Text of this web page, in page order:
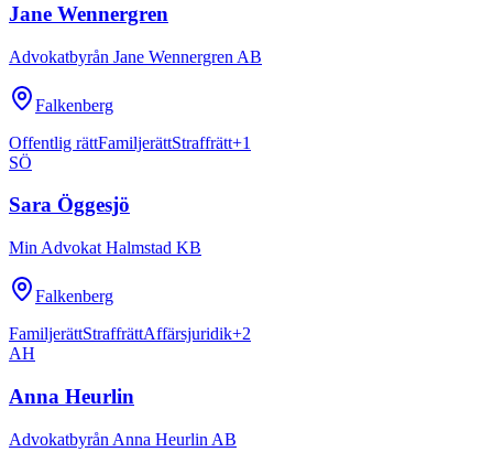
Jane Wennergren
Advokatbyrån Jane Wennergren AB
Falkenberg
Offentlig rättFamiljerättStraffrätt+1
SÖ
Sara Öggesjö
Min Advokat Halmstad KB
Falkenberg
FamiljerättStraffrättAffärsjuridik+2
AH
Anna Heurlin
Advokatbyrån Anna Heurlin AB